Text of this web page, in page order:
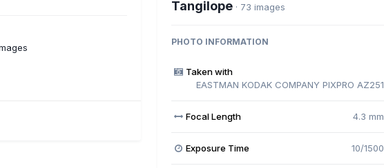
Tangilope · 73 images
PHOTO INFORMATION
Taken with
EASTMAN KODAK COMPANY PIXPRO AZ251
Focal Length 4.3 mm
Exposure Time 10/1500